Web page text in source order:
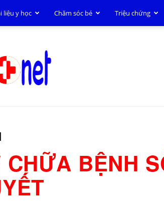
liệu y học Chăm sóc bé Triệu chứng
BỆNH